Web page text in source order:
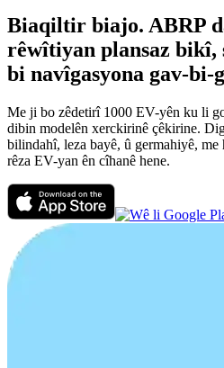
Biaqiltir biajo. ABRP
rêwîtiyan plansaz
bi navîgasyona gav-bi-
Me ji bo zêdetirî 1000 EV-yên ku li
dibin modelên xerckirinê çêkirine.
bilindahî, leza bayê, û germahiyê,
rêza EV-yan ên cîhanê hene.